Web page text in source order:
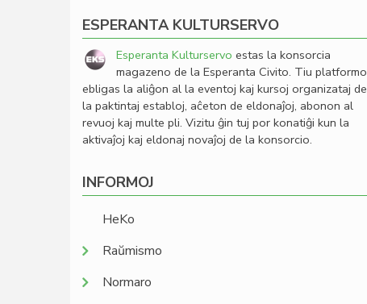
ESPERANTA KULTURSERVO
Esperanta Kulturservo estas la konsorcia
magazeno de la Esperanta Civito. Tiu platformo
ebligas la aliĝon al la eventoj kaj kursoj organizataj de
la paktintaj establoj, aĉeton de eldonaĵoj, abonon al
revuoj kaj multe pli. Vizitu ĝin tuj por konatiĝi kun la
aktivaĵoj kaj eldonaj novaĵoj de la konsorcio.
INFORMOJ
HeKo
Raŭmismo
Normaro